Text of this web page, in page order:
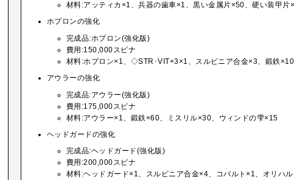
材料:アッティカ×1、兵器の歯車×1、黒い金属片×50、硬い装甲片
ホプロンの強化
完成品:ホプロン(強化版)
費用:150,000スピナ
材料:ホプロン×1、◇STR･VIT+3×1、スルビニア合金×3、鍛鉄×10
アウラーの強化
完成品:アウラー(強化版)
費用:175,000スピナ
材料:アウラー×1、鍛鉄×60、ミスリル×30、ウィンドの雫×15
ヘッドガードの強化
完成品:ヘッドガード(強化版)
費用:200,000スピナ
材料:ヘッドガード×1、スルビニア合金×4、コバルト×1、オリハ